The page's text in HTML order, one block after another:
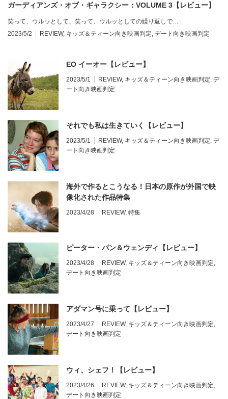
ガーディアンズ・オブ・ギャラクシー：VOLUME 3【レビュー】
笑って、ウルッとして、笑って、ウルッとしての繰り返しで…
2023/5/2
REVIEW, キッズ＆ティーン向き映画判定 デート向き映画判定
EO イーオー【レビュー】
2023/5/1 REVIEW, キッズ＆ティーン向き映画判定 デ
ート向き映画判定
それでも私は生きていく【レビュー】
2023/5/1 REVIEW, キッズ＆ティーン向き映画判定 デ
ート向き映画判定
海外で作るとこうなる！日本の原作が外国で映
像化された作品特集
2023/4/28 REVIEW, 特集
ピーター・パン＆ウェンディ【レビュー】
2023/4/28 REVIEW, キッズ＆ティーン向き映画判定
デート向き映画判定
アダマン号に乗って【レビュー】
2023/4/27 REVIEW, キッズ＆ティーン向き映画判定
デート向き映画判定
ウィ、シェフ！【レビュー】
2023/4/26 REVIEW, キッズ＆ティーン向き映画判定
デート向き映画判定